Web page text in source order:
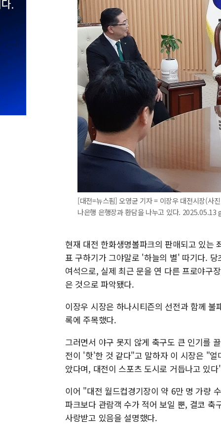
[대전=뉴스핌] 오영균 기자 = 이장우 대전시장(사
나은행 은행장과 환담을 나누고 있다.
현재 대전 한화생명볼파크의 판매되고 있는
표 구하기가 그야말로 '하늘의 별' 따기다.
여석으로, 실제 최근 문을 연 다른 프로야구
은 것으로 파악됐다.
이장우 시장은 하나시티즌의 선전과 함께
록에 주목했다.
그러면서 야구 못지 않게 축구도 큰 인기를
전이 '핫'한 것 같다"고 말하자 이 시장은 "
았다며, 대전이 스포츠 도시로 거듭나고 있
이어 "대전 월드컵경기장이 약 6만 명 가량
파크보다 관람객 수가 적어 보일 뿐, 결코
사랑받고 있음을 설명했다.